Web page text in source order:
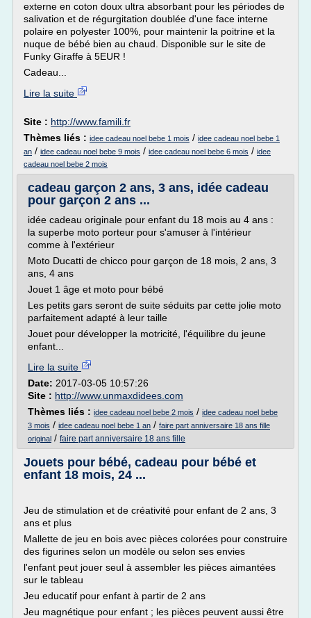
externe en coton doux ultra absorbant pour les périodes de
salivation et de régurgitation doublée d'une face interne
polaire en polyester 100%, pour maintenir la poitrine et la
nuque de bébé bien au chaud. Disponible sur le site de
Funky Giraffe à 5EUR !
Cadeau...
Lire la suite
Site : http://www.famili.fr
Thèmes liés : idee cadeau noel bebe 1 mois / idee cadeau noel bebe 1
an / idee cadeau noel bebe 9 mois / idee cadeau noel bebe 6 mois / idee
cadeau noel bebe 2 mois
cadeau garçon 2 ans, 3 ans, idée cadeau
pour garçon 2 ans ...
idée cadeau originale pour enfant du 18 mois au 4 ans :
la superbe moto porteur pour s'amuser à l'intérieur
comme à l'extérieur
Moto Ducatti de chicco pour garçon de 18 mois, 2 ans, 3
ans, 4 ans
Jouet 1 âge et moto pour bébé
Les petits gars seront de suite séduits par cette jolie moto
parfaitement adapté à leur taille
Jouet pour développer la motricité, l'équilibre du jeune
enfant...
Lire la suite
Date: 2017-03-05 10:57:26
Site : http://www.unmaxdidees.com
Thèmes liés : idee cadeau noel bebe 2 mois / idee cadeau noel bebe
3 mois / idee cadeau noel bebe 1 an / faire part anniversaire 18 ans fille
original / faire part anniversaire 18 ans fille
Jouets pour bébé, cadeau pour bébé et
enfant 18 mois, 24 ...
Jeu de stimulation et de créativité pour enfant de 2 ans, 3
ans et plus
Mallette de jeu en bois avec pièces colorées pour construire
des figurines selon un modèle ou selon ses envies
l'enfant peut jouer seul à assembler les pièces aimantées
sur le tableau
Jeu educatif pour enfant à partir de 2 ans
Jeu magnétique pour enfant ; les pièces peuvent aussi être